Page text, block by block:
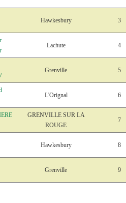
Hawkesbury 3
Lachute 4
Grenville 5
L'Orignal 6
GRENVILLE SUR LA
ROUGE
7
Hawkesbury 8
Grenville 9